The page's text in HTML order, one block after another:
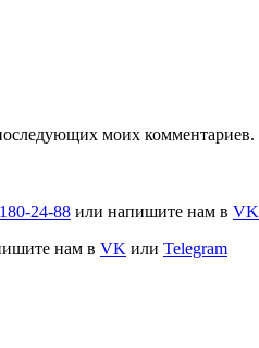
моих комментариев.
24-88 или напишите нам в VK
нам в VK или Telegram